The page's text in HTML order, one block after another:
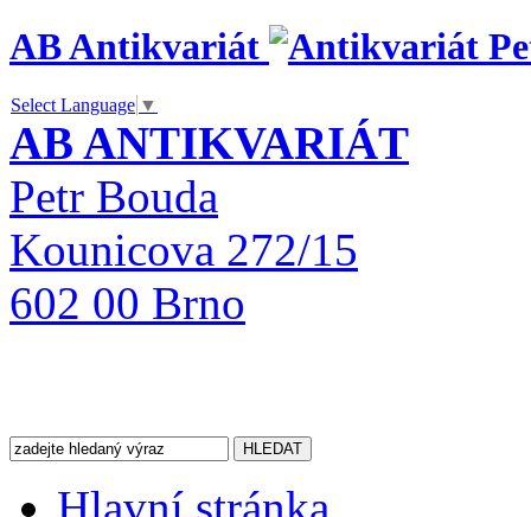
AB Antikvariát
Select Language ▼
AB ANTIKVARIÁT
Petr Bouda
Kounicova 272/15
602 00 Brno
Hlavní stránka